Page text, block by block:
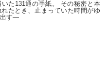
た131通の手紙。 その秘密と本
たとき、止まっていた時間がゆ
出す―